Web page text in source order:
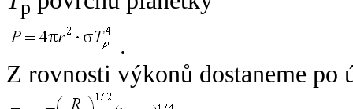
p
.
Z rovnosti výkonů dostaneme po